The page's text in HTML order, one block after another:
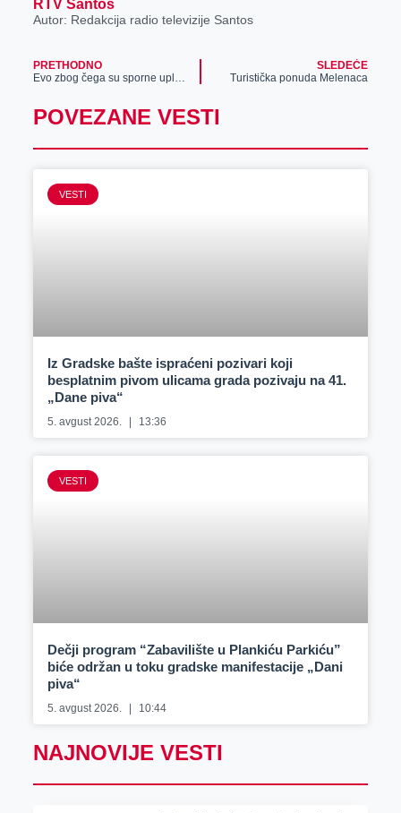
RTV Santos
Autor: Redakcija radio televizije Santos
PRETHODNO
Evo zbog čega su sporne uplatnice poslate sa računima SON-a
SLEDEĆE
Turistička ponuda Melenaca
POVEZANE VESTI
VESTI
Iz Gradske bašte ispraćeni pozivari koji
besplatnim pivom ulicama grada pozivaju na 41.
„Dane piva“
5. avgust 2026. 13:36
VESTI
Dečji program “Zabavilište u Plankiću Parkiću”
biće održan u toku gradske manifestacije „Dani
piva“
5. avgust 2026. 10:44
NAJNOVIJE VESTI